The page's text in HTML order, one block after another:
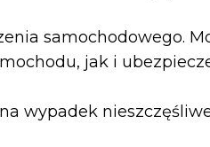
samochodowego.
jak i
wypadek